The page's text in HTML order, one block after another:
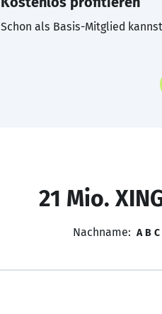
Schon als Basis-Mitglied
21 Mio.
Nachname: A B C